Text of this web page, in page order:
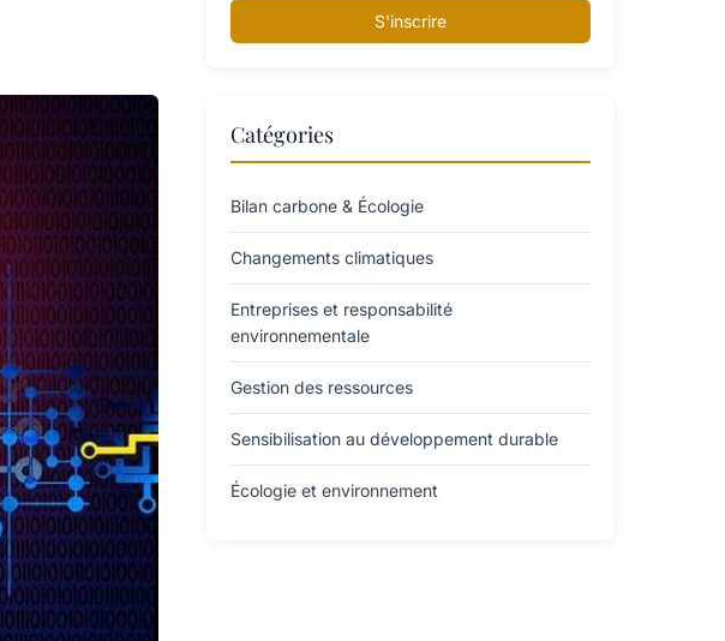
S'inscrire
Catégories
Bilan carbone & Écologie
Changements climatiques
Entreprises et responsabilité
environnementale
Gestion des ressources
Sensibilisation au développement durable
Écologie et environnement